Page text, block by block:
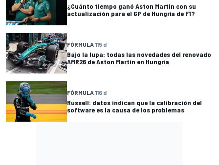
¿Cuánto tiempo ganó Aston Martin con su
actualización para el GP de Hungría de F1?
FÓRMULA 115 d
Bajo la lupa: todas las novedades del renovado
AMR26 de Aston Martin en Hungría
FÓRMULA 116 d
Russell: datos indican que la calibración del
software es la causa de los problemas